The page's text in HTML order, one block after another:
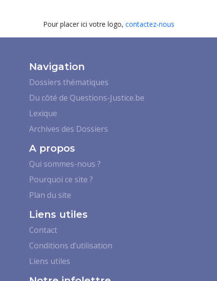
Pour placer ici votre logo, contactez-nous
Navigation
Dossiers thématiques
Du côté de Questions-Justice.be
Lexique
Archives des Dossiers
A propos
Qui sommes-nous ?
Pourquoi ce site ?
Plan du site
Liens utiles
Contact
Conditions d’utilisation
Liens utiles